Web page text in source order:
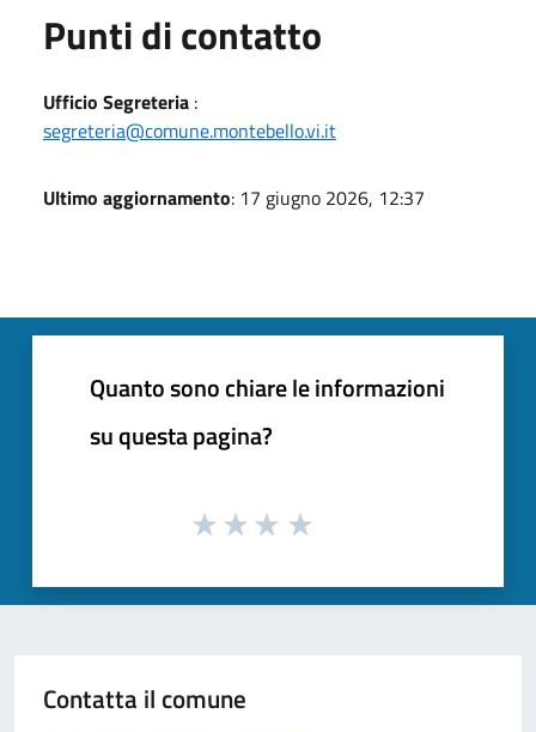
Punti di contatto
Ufficio Segreteria :
segreteria@comune.montebello.vi.it
Ultimo aggiornamento: 17 giugno 2026, 12:37
Quanto sono chiare le informazioni
su questa pagina?
Contatta il comune